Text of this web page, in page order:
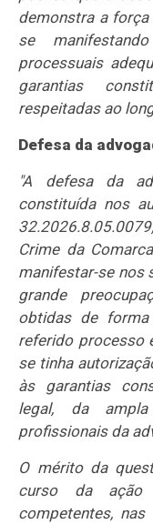
demonstra a
se
processuais
garantias
respeitadas ao
Defesa da
"A defesa da
constituída nos
Crime da
manifestar-se nos
grande
obtidas de
referido processo
se tinha
às garantias
legal, da
profissionais da
O mérito da
curso da ação
competentes,